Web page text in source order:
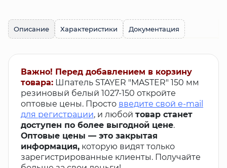
Описание Характеристики Документация
Важно! Перед добавлением в корзину
товара: Шпатель STAYER "MASTER" 150 мм
резиновый белый 1027-150 откройте
оптовые цены. Просто введите свой e-mail
для регистрации, и любой товар станет
доступен по более выгодной цене.
Оптовые цены — это закрытая
информация, которую видят только
зарегистрированные клиенты. Получайте